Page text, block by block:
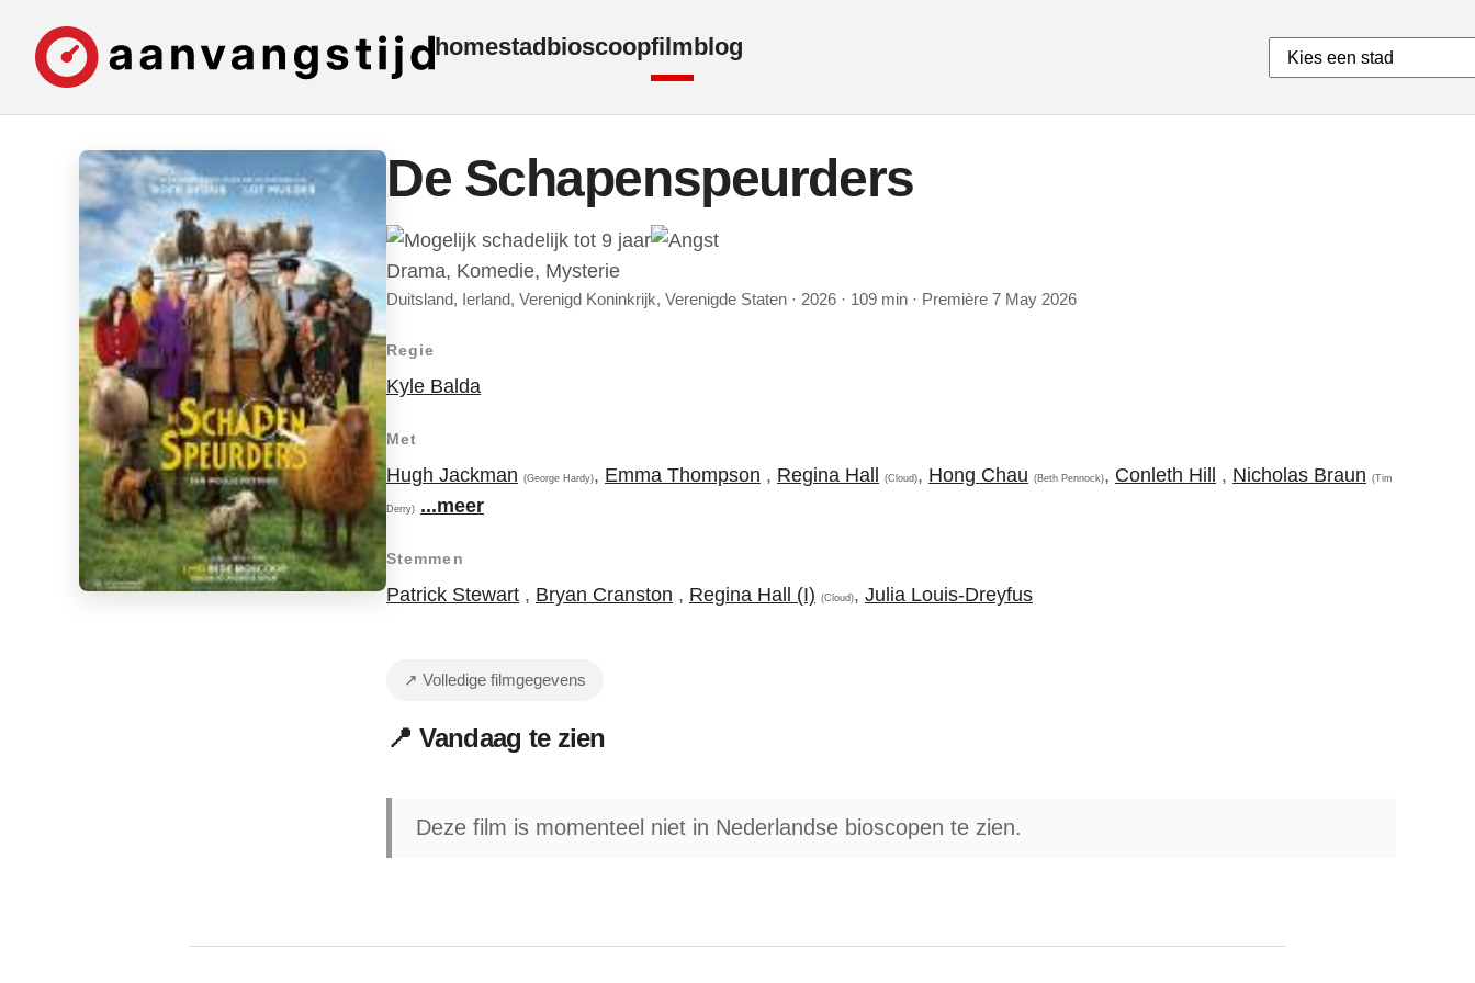
homestadbioscoopfilmblog
De Schapenspeurders
Drama, Komedie, Mysterie
Duitsland, Ierland, Verenigd Koninkrijk, Verenigde Staten · 2026 · 109 min · Première 7 May 2026
Regie
Kyle Balda
Met
Hugh Jackman (George Hardy), Emma Thompson , Regina Hall (Cloud), Hong Chau (Beth Pennock), Conleth Hill , Nicholas Braun (Tim
Derry) ...meer
Stemmen
Patrick Stewart , Bryan Cranston , Regina Hall (I) (Cloud), Julia Louis-Dreyfus
↗ Volledige filmgegevens
📍 Vandaag te zien
Deze film is momenteel niet in Nederlandse bioscopen te zien.